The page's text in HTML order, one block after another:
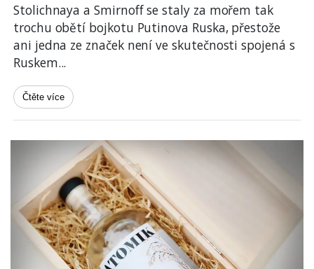
Stolichnaya a Smirnoff se staly za mořem tak
trochu obětí bojkotu Putinova Ruska, přestože
ani jedna ze značek není ve skutečnosti spojená s
Ruskem...
Čtěte více